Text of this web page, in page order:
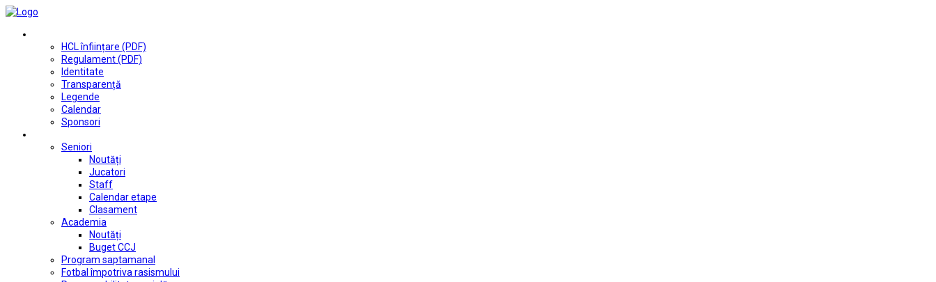
HCL înființare (PDF)
Regulament (PDF)
Identitate
Transparență
Legende
Calendar
Sponsori
Seniori
Noutăți
Jucatori
Staff
Calendar etape
Clasament
Academia
Noutăți
Buget CCJ
Program saptamanal
Fotbal împotriva rasismului